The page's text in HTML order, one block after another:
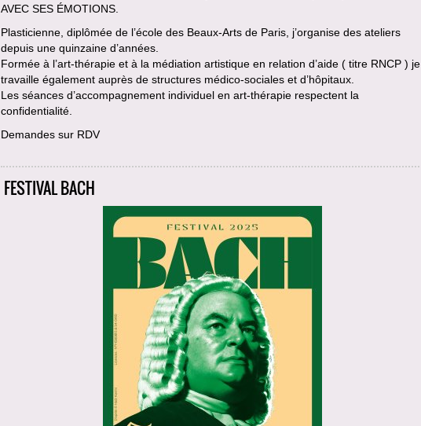
AVEC SES ÉMOTIONS.
Plasticienne, diplômée de l’école des Beaux-Arts de Paris, j’organise des ateliers
depuis une quinzaine d’années.
Formée à l’art-thérapie et à la médiation artistique en relation d’aide ( titre RNCP ) je
travaille également auprès de structures médico-sociales et d’hôpitaux.
Les séances d’accompagnement individuel en art-thérapie respectent la
confidentialité.
Demandes sur RDV
FESTIVAL BACH